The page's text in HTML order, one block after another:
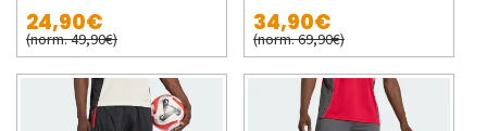
24,90€
(norm. 49,90€)
34,90€
(norm. 69,90€)